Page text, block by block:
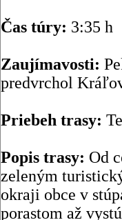
Čas túry: 3:35 h
Zaujímavosti:
predvrchol
Priebeh trasy:
Popis trasy: Od
zeleným
okraji obce v
porastom až